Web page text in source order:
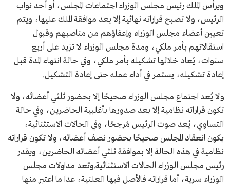
ويرأس الملك رئيس مجلس الوزراء اجتماعات المجلس، أو أحد نواب
الرئيس، ولا تصبح قراراته نهائية إلا بعد موافقة الملك عليها، ويتم
تعيين أعضاء مجلس الوزراء وإعفاؤهم من مناصبهم وقبول
استقالاتهم بأمر ملكي، ومدة مجلس الوزراء لا تزيد على أربع
سنوات، يُعاد خلالها تشكيله بأمر ملكي، وفي حالة انتهاء المدة قبل
إعادة تشكيله، يستمر في أداء عمله حتى إعادة التشكيل.
ولا يُعد اجتماع مجلس الوزراء صحيحًا إلا بحضور ثلثي أعضائه، ولا
تكون قراراته نظامية إلا بعد صدورها بأغلبية الحاضرين، وفي حالة
التساوي، يُعد صوت الرئيس مُرجحًا، وفي الحالات الاستثنائية،
يكون انعقاد المجلس صحيحًا بحضور نصف أعضائه، ولا تكون قراراته
نظامية في هذه الحالة إلا بموافقة ثلثي أعضائه الحاضرين، ويقدر
رئيس مجلس الوزراء الحالات الاستثنائية.وتعد مداولات مجلس
الوزراء سرية، أما قراراته فالأصل فيها العلنية، عدا ما اعتبر منها